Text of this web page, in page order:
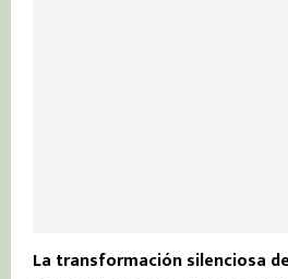
La transformación silenciosa